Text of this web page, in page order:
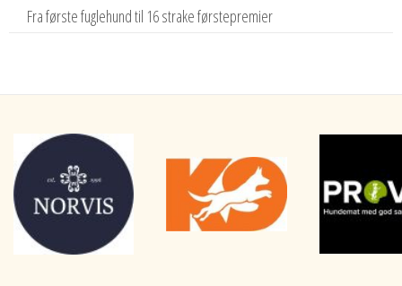
Fra første fuglehund til 16 strake førstepremier